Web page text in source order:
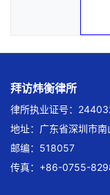
拜访炜衡律所
律所执业证号：
地址：广东省深圳市
邮编：518057
传真：+86-0755-